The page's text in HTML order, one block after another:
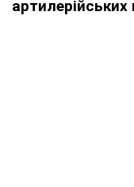
артилерійських